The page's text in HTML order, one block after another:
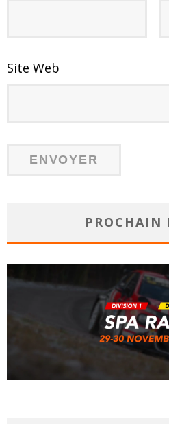
Site Web
PROCHAIN